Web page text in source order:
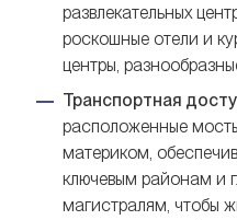
развлекательных
роскошные отели и
центры,
Транспортная
расположенные
материком,
ключевым районам и
магистралям, чтобы